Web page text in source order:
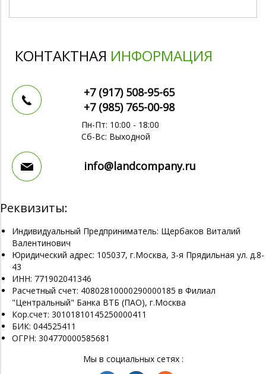
КОНТАКТНАЯ ИНФОРМАЦИЯ
+7 (917) 508-95-65
+7 (985) 765-00-98
Пн-Пт: 10:00 - 18:00
Сб-Вс: Выходной
info@landcompany.ru
Реквизиты:
Индивидуальный Предприниматель: Щербаков Виталий
Валентинович
Юридический адрес: 105037, г.Москва, 3-я Прядильная ул. д.8-
43
ИНН: 771902041346
Расчетный счет: 40802810000290000185 в Филиал
"Центральный" Банка ВТБ (ПАО), г.Москва
Кор.счет: 30101810145250000411
БИК: 044525411
ОГРН: 304770000585681
Мы в социальных сетях :